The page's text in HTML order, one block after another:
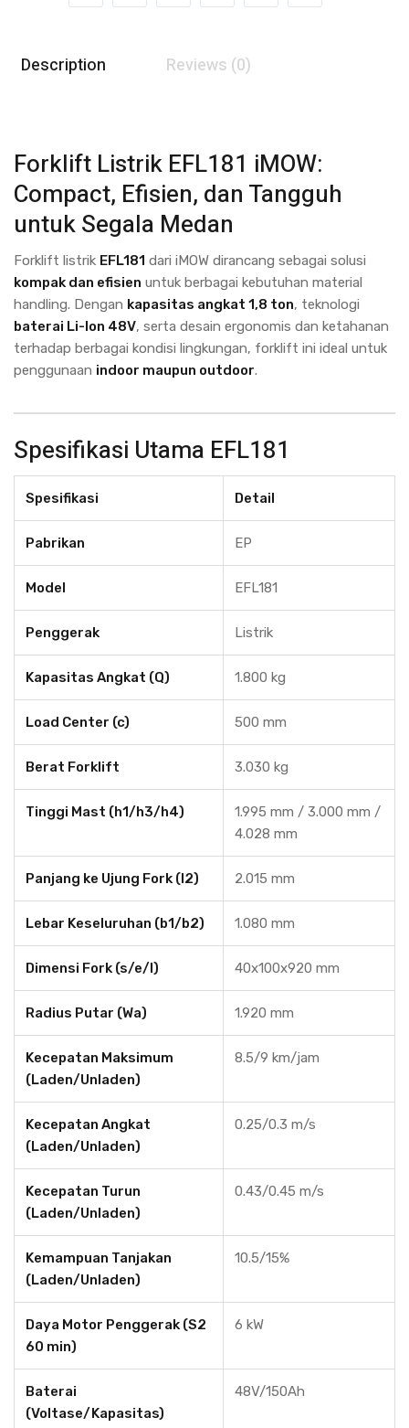
Description Reviews (0)
Forklift Listrik EFL181 iMOW:
Compact, Efisien, dan Tangguh
untuk Segala Medan
Forklift listrik EFL181 dari iMOW dirancang sebagai solusi
kompak dan efisien untuk berbagai kebutuhan material
handling. Dengan kapasitas angkat 1,8 ton, teknologi
baterai Li-Ion 48V, serta desain ergonomis dan ketahanan
terhadap berbagai kondisi lingkungan, forklift ini ideal untuk
penggunaan indoor maupun outdoor.
Spesifikasi Utama EFL181
Spesifikasi Detail
Pabrikan EP
Model EFL181
Penggerak Listrik
Kapasitas Angkat (Q) 1.800 kg
Load Center (c) 500 mm
Berat Forklift 3.030 kg
Tinggi Mast (h1/h3/h4)
1.995 mm / 3.000 mm /
4.028 mm
Panjang ke Ujung Fork (l2) 2.015 mm
Lebar Keseluruhan (b1/b2) 1.080 mm
Dimensi Fork (s/e/l) 40x100x920 mm
Radius Putar (Wa) 1.920 mm
Kecepatan Maksimum
(Laden/Unladen)
8.5/9 km/jam
Kecepatan Angkat
(Laden/Unladen)
0.25/0.3 m/s
Kecepatan Turun
(Laden/Unladen)
0.43/0.45 m/s
Kemampuan Tanjakan
(Laden/Unladen)
10.5/15%
Daya Motor Penggerak (S2
60 min)
6 kW
Baterai
(Voltase/Kapasitas)
48V/150Ah